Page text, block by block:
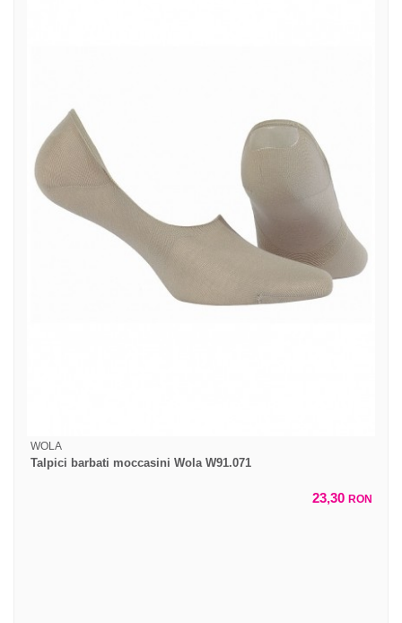
WOLA
Talpici barbati moccasini Wola W91.071
23,30 RON